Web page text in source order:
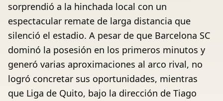
sorprendió a la hinchada local con un
espectacular remate de larga distancia que
silenció el estadio. A pesar de que Barcelona SC
dominó la posesión en los primeros minutos y
generó varias aproximaciones al arco rival, no
logró concretar sus oportunidades, mientras
que Liga de Quito, bajo la dirección de Tiago